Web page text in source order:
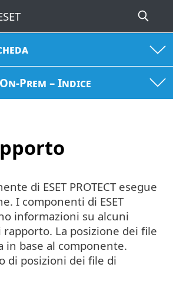
On-Prem – Indice
di ESET PROTECT esegue
I componenti di ESET
informazioni su alcuni
La posizione dei file
in base al componente.
di posizioni dei file di